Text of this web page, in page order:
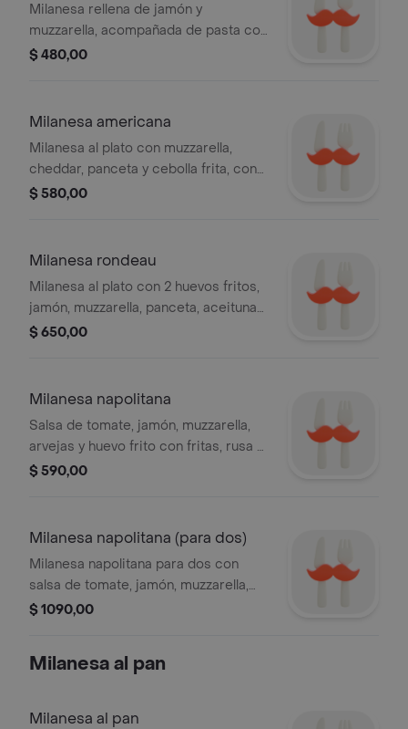
Milanesa rellena de jamón y
muzzarella, acompañada de pasta con
salsa y queso.
$ 480,00
Milanesa americana
Milanesa al plato con muzzarella,
cheddar, panceta y cebolla frita, con
guarnición
$ 580,00
Milanesa rondeau
Milanesa al plato con 2 huevos fritos,
jamón, muzzarella, panceta, aceitunas,
morrón, con guarnición de fritas, rusa
$ 650,00
Milanesa napolitana
Salsa de tomate, jamón, muzzarella,
arvejas y huevo frito con fritas, rusa y
mixta
$ 590,00
Milanesa napolitana (para dos)
Milanesa napolitana para dos con
salsa de tomate, jamón, muzzarella,
arvejas y huevo frito. Acompañada de
$ 1090,00
Milanesa al pan
Milanesa al pan